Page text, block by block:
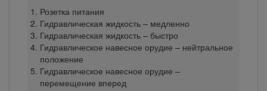
Розетка питания
Гидравлическая жидкость – медленно
Гидравлическая жидкость – быстро
Гидравлическое навесное орудие – нейтральное
положение
Гидравлическое навесное орудие –
перемещение вперед